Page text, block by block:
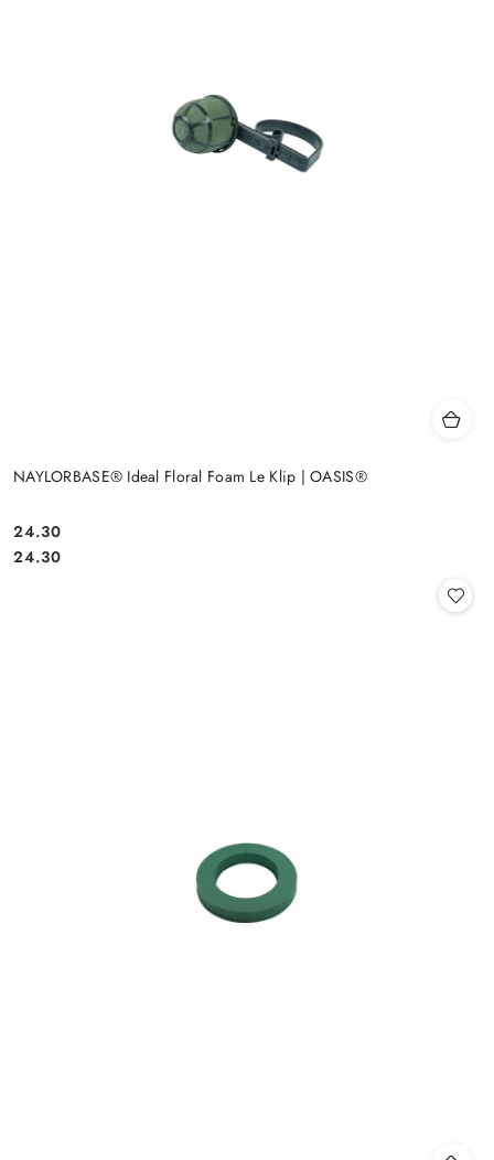
NAYLORBASE® Ideal Floral Foam Le Klip | OASIS®
Cena:
24.30
Cena:
24.30